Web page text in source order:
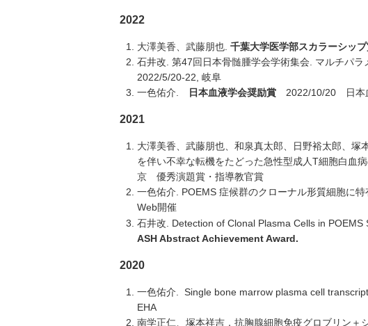
2022
大澤美香、武藤朋也. 千葉大学医学部スカラーシッ
石井改. 第47回日本骨髄腫学会学術集会. マルチパ
2022/5/20-22, 岐阜
一色佑介.
日本血液学会奨励賞 2022/10/20 日本
2021
大澤美香、武藤朋也、和泉真太郎、日野裕太郎、
を伴い不幸な転機をたどった急性型成人T細胞白血
京 優秀演題賞・指導教官賞
一色佑介. POEMS 症候群のクローナル形質細胞に
Web開催
石井改. Detection of Clonal Plasma Cells in
ASH Abstract Achievement Award.
2020
一色佑介. Single bone marrow plasma cell
EHA
南学正仁、塚本祥吉．抗胸腺細胞免疫グロブリン＋